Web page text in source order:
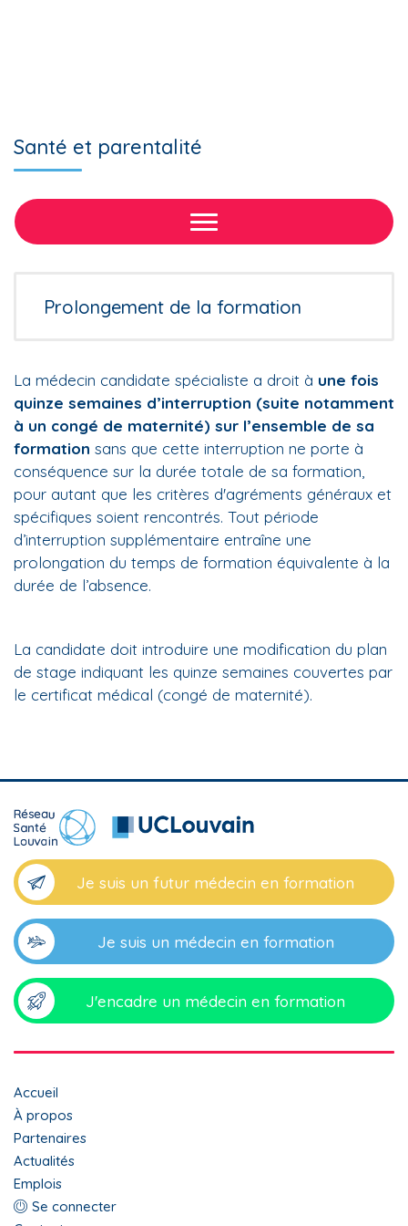
Santé et parentalité
Prolongement de la formation
La médecin candidate spécialiste a droit à une fois
quinze semaines d’interruption (suite notamment
à un congé de maternité) sur l’ensemble de sa
formation sans que cette interruption ne porte à
conséquence sur la durée totale de sa formation,
pour autant que les critères d'agréments généraux et
spécifiques soient rencontrés. Tout période
d’interruption supplémentaire entraîne une
prolongation du temps de formation équivalente à la
durée de l’absence.
La candidate doit introduire une modification du plan
de stage indiquant les quinze semaines couvertes par
le certificat médical (congé de maternité).
Je suis un futur médecin en formation
Je suis un médecin en formation
J'encadre un médecin en formation
Top
menu
footer
Accueil
À propos
Partenaires
Actualités
Emplois
Menu
Se connecter